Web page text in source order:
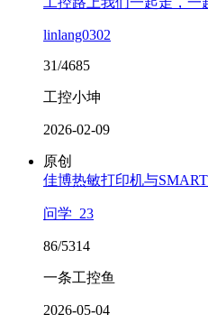
linlang0302
31/4685
工控小坤
2026-02-09
原创
佳博热敏打印机与
问学_23
86/5314
一条工控鱼
2026-05-04